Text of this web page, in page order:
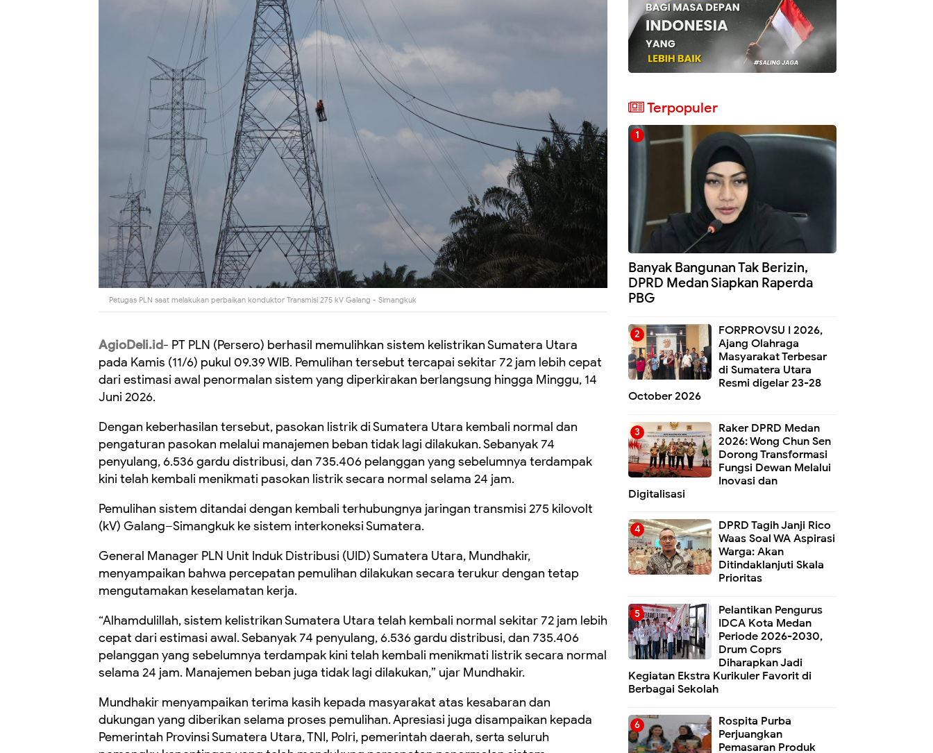
Petugas PLN saat melakukan perbaikan konduktor Transmisi 275 kV Galang - Simangkuk
AgioDeli.id- PT PLN (Persero) berhasil memulihkan sistem kelistrikan Sumatera Utara
pada Kamis (11/6) pukul 09.39 WIB. Pemulihan tersebut tercapai sekitar 72 jam lebih cepat
dari estimasi awal penormalan sistem yang diperkirakan berlangsung hingga Minggu, 14
Juni 2026.
Dengan keberhasilan tersebut, pasokan listrik di Sumatera Utara kembali normal dan
pengaturan pasokan melalui manajemen beban tidak lagi dilakukan. Sebanyak 74
penyulang, 6.536 gardu distribusi, dan 735.406 pelanggan yang sebelumnya terdampak
kini telah kembali menikmati pasokan listrik secara normal selama 24 jam.
Pemulihan sistem ditandai dengan kembali terhubungnya jaringan transmisi 275 kilovolt
(kV) Galang–Simangkuk ke sistem interkoneksi Sumatera.
General Manager PLN Unit Induk Distribusi (UID) Sumatera Utara, Mundhakir,
menyampaikan bahwa percepatan pemulihan dilakukan secara terukur dengan tetap
mengutamakan keselamatan kerja.
“Alhamdulillah, sistem kelistrikan Sumatera Utara telah kembali normal sekitar 72 jam lebih
cepat dari estimasi awal. Sebanyak 74 penyulang, 6.536 gardu distribusi, dan 735.406
pelanggan yang sebelumnya terdampak kini telah kembali menikmati listrik secara normal
selama 24 jam. Manajemen beban juga tidak lagi dilakukan,” ujar Mundhakir.
Mundhakir menyampaikan terima kasih kepada masyarakat atas kesabaran dan
dukungan yang diberikan selama proses pemulihan. Apresiasi juga disampaikan kepada
Pemerintah Provinsi Sumatera Utara, TNI, Polri, pemerintah daerah, serta seluruh
Terpopuler
Banyak Bangunan Tak Berizin,
DPRD Medan Siapkan Raperda
PBG
FORPROVSU I 2026,
Ajang Olahraga
Masyarakat Terbesar
di Sumatera Utara
Resmi digelar 23-28
October 2026
Raker DPRD Medan
2026: Wong Chun Sen
Dorong Transformasi
Fungsi Dewan Melalui
Inovasi dan
Digitalisasi
DPRD Tagih Janji Rico
Waas Soal WA Aspirasi
Warga: Akan
Ditindaklanjuti Skala
Prioritas
Pelantikan Pengurus
IDCA Kota Medan
Periode 2026-2030,
Drum Coprs
Diharapkan Jadi
Kegiatan Ekstra Kurikuler Favorit di
Berbagai Sekolah
Rospita Purba
Perjuangkan
Pemasaran Produk